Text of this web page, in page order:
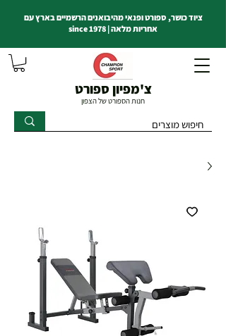
צ'מפיון ספורט
חנות הספורט של הצפון
ציוד כושר, ספורט ופנאי מהיבואנים הרשמיים בארץ עם
אחריות מלאה | since 1978